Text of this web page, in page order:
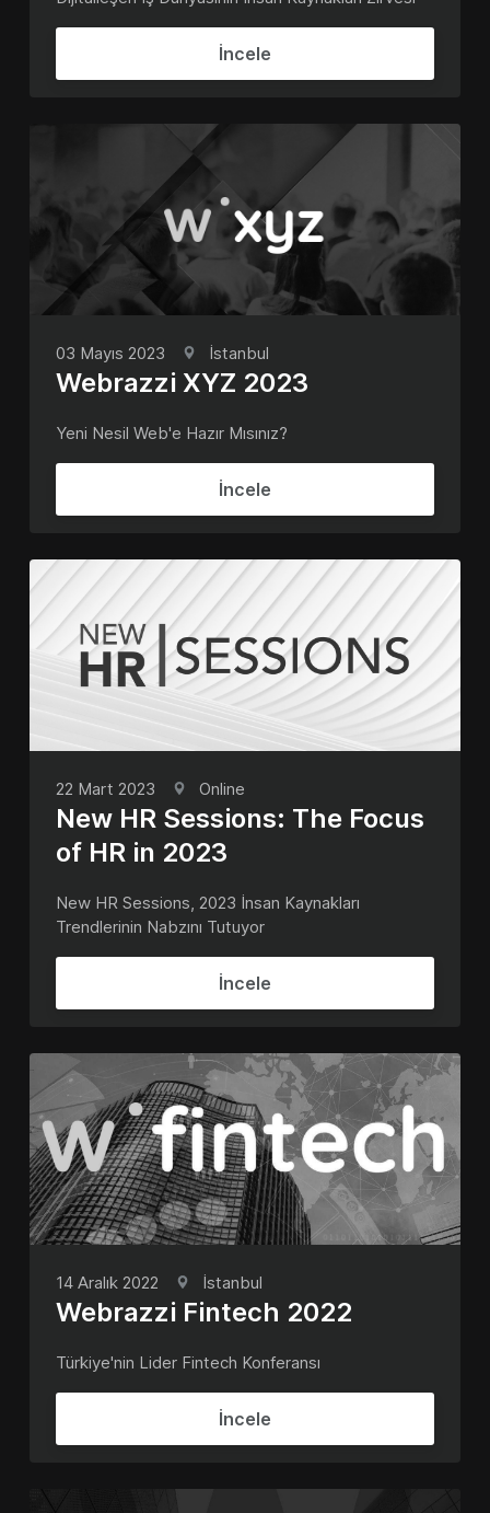
İncele
03 Mayıs 2023 İstanbul
Webrazzi XYZ 2023
Yeni Nesil Web'e Hazır Mısınız?
İncele
22 Mart 2023 Online
New HR Sessions: The Focus
of HR in 2023
New HR Sessions, 2023 İnsan Kaynakları
Trendlerinin Nabzını Tutuyor
İncele
14 Aralık 2022 İstanbul
Webrazzi Fintech 2022
Türkiye'nin Lider Fintech Konferansı
İncele